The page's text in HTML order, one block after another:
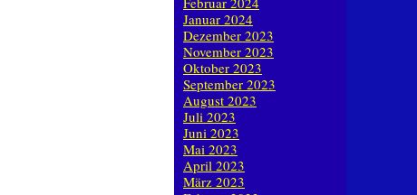
Januar 2024
Dezember 2023
November 2023
Oktober 2023
September 2023
August 2023
Juli 2023
Juni 2023
Mai 2023
April 2023
März 2023